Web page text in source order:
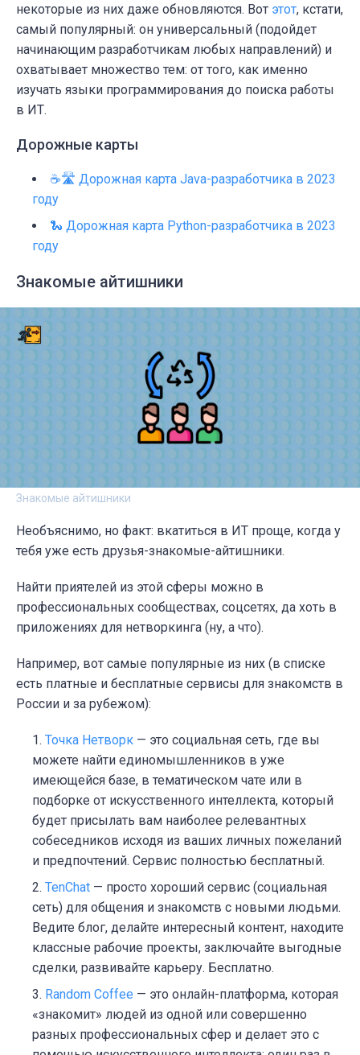
некоторые из них даже обновляются. Вот этот, кстати,
самый популярный: он универсальный (подойдет
начинающим разработчикам любых направлений) и
охватывает множество тем: от того, как именно
изучать языки программирования до поиска работы
в ИТ.
Дорожные карты
☕🛣️ Дорожная карта Java-разработчика в 2023
году
🐍 Дорожная карта Python-разработчика в 2023
году
Знакомые айтишники
Знакомые айтишники
Необъяснимо, но факт: вкатиться в ИТ проще, когда у
тебя уже есть друзья-знакомые-айтишники.
Найти приятелей из этой сферы можно в
профессиональных сообществах, соцсетях, да хоть в
приложениях для нетворкинга (ну, а что).
Например, вот самые популярные из них (в списке
есть платные и бесплатные сервисы для знакомств в
России и за рубежом):
Точка Нетворк — это социальная сеть, где вы
можете найти единомышленников в уже
имеющейся базе, в тематическом чате или в
подборке от искусственного интеллекта, который
будет присылать вам наиболее релевантных
собеседников исходя из ваших личных пожеланий
и предпочтений. Сервис полностью бесплатный.
TenChat — просто хороший сервис (социальная
сеть) для общения и знакомств с новыми людьми.
Ведите блог, делайте интересный контент, находите
классные рабочие проекты, заключайте выгодные
сделки, развивайте карьеру. Бесплатно.
Random Coffee — это онлайн-платформа, которая
«знакомит» людей из одной или совершенно
разных профессиональных сфер и делает это с